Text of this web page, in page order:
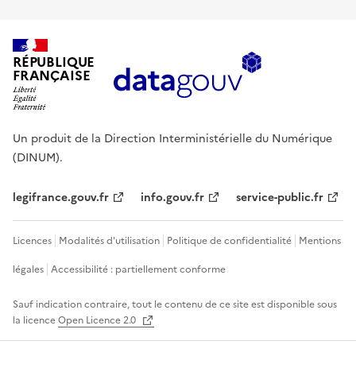
RÉPUBLIQUE
FRANÇAISE
Un produit de la Direction Interministérielle du Numérique
(DINUM).
legifrance.gouv.fr info.gouv.fr service-public.fr
Licences Modalités d'utilisation Politique de confidentialité Mentions
légales Accessibilité : partiellement conforme
Sauf indication contraire, tout le contenu de ce site est disponible sous
la licenceOpen Licence 2.0